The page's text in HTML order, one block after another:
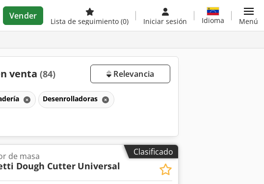
Vender
Lista de seguimiento (0) Iniciar sesión Idioma Menú
venta (84) Relevancia
Desenrolladoras
Clasificado
de masa
Dough Cutter Universal